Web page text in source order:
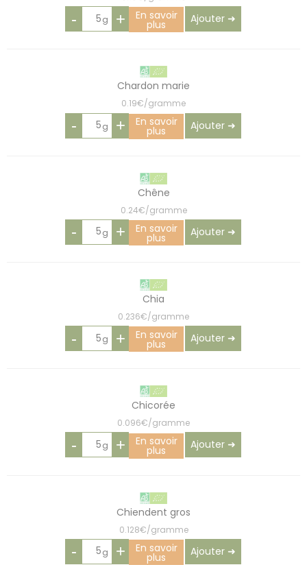
- + En savoir
plus Ajouter ➜
Chardon marie
0.19€/gramme
- + En savoir
plus Ajouter ➜
Chêne
0.24€/gramme
- + En savoir
plus Ajouter ➜
Chia
0.236€/gramme
- + En savoir
plus Ajouter ➜
Chicorée
0.096€/gramme
- + En savoir
plus Ajouter ➜
Chiendent gros
0.128€/gramme
- + En savoir
plus Ajouter ➜